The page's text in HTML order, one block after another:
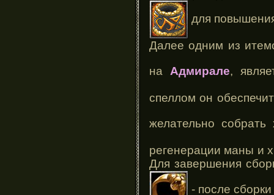
для
Далее одним из
на Адмирале,
спеллом он
желательно
регенерации маны и
Для завершения
- после